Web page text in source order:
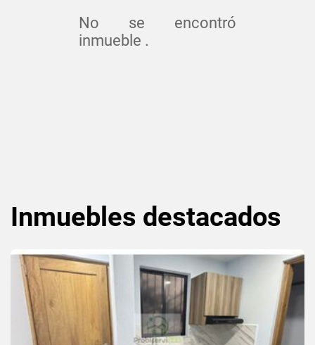
No se encontró
inmueble .
Inmuebles destacados